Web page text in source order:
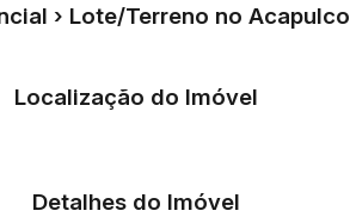
› Lote/Terreno no Acapulco
Localização do Imóvel
Detalhes do Imóvel